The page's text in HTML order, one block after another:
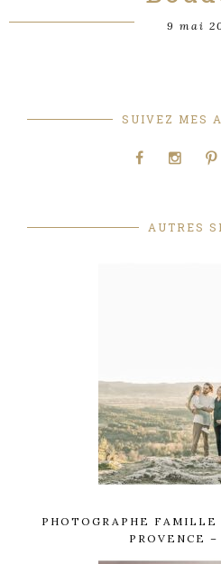
9 mai
SUIVEZ MES
AUTRES
PHOTOGRAPHE FAMILLE
PROVENCE –